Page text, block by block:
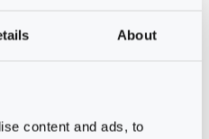
About
content and ads, to